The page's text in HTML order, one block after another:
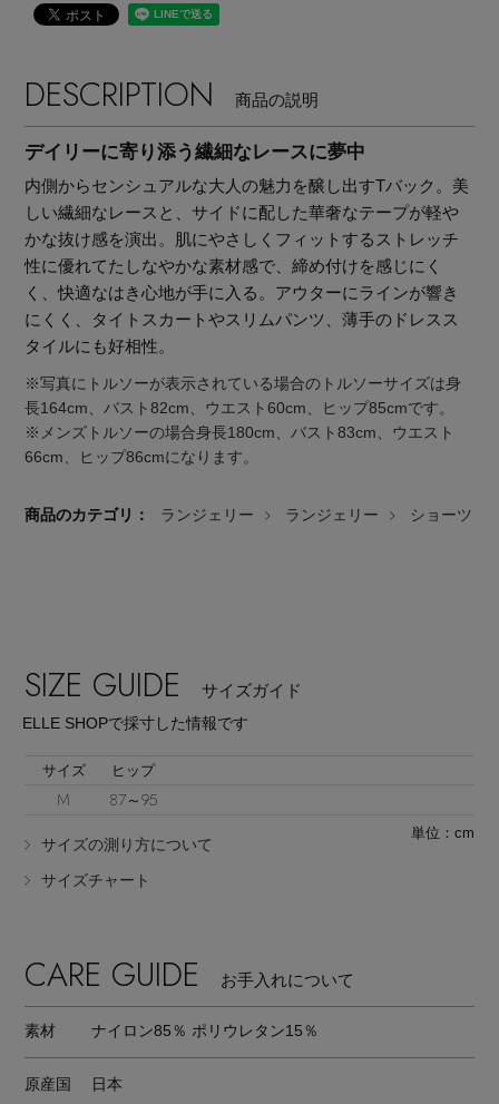
主役級ニットが揃う「シーエフシーエル」の
POP UPがスタート
Stay inthe Loop
DESCRIPTION 商品の説明
デイリーに寄り添う繊細なレースに夢中
内側からセンシュアルな大人の魅力を醸し出すTバック。美
しい繊細なレースと、サイドに配した華奢なテープが軽や
かな抜け感を演出。肌にやさしくフィットするストレッチ
性に優れてたしなやかな素材感で、締め付けを感じにく
く、快適なはき心地が手に入る。アウターにラインが響き
にくく、タイトスカートやスリムパンツ、薄手のドレスス
タイルにも好相性。
※写真にトルソーが表示されている場合のトルソーサイズは身
長164cm、バスト82cm、ウエスト60cm、ヒップ85cmです。
※メンズトルソーの場合身長180cm、バスト83cm、ウエスト
66cm、ヒップ86cmになります。
商品のカテゴリ： ランジェリー ランジェリー ショーツ
SIZE GUIDE サイズガイド
ELLE SHOPで採寸した情報です
サイズ ヒップ
M 87～95
サイズの測り方について
サイズチャート
単位：cm
CARE GUIDE お手入れについて
素材 ナイロン85％ ポリウレタン15％
原産国 日本